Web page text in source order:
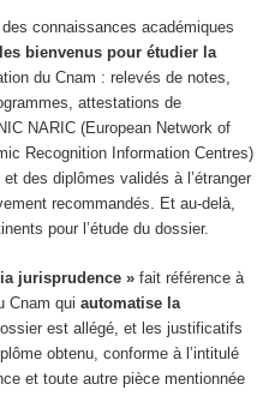
connaissances académiques
bienvenus pour étudier la
du Cnam : relevés de notes,
attestations de
NARIC (European Network of
Recognition Information Centres)
des diplômes validés à l’étranger
recommandés. Et au-delà,
pour l’étude du dossier.
jurisprudence »fait référence à
Cnam qui automatise la
est allégé, et les justificatifs
obtenu, conforme à l’intitulé
et toute autre pièce mentionnée